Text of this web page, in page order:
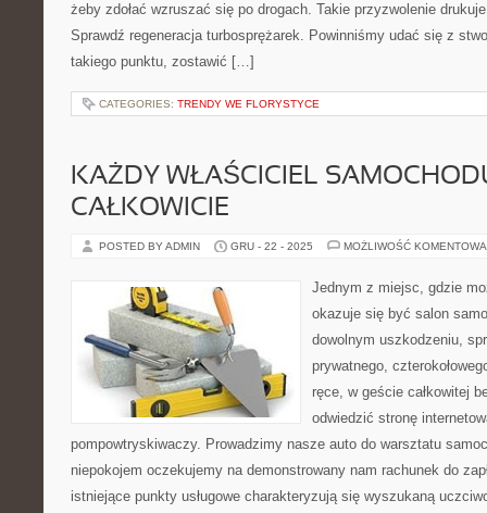
żeby zdołać wzruszać się po drogach. Takie przyzwolenie
Sprawdź regeneracja turbosprężarek. Powinniśmy udać się z
takiego punktu, zostawić […]
CATEGORIES: TRENDY WE FLORYSTYCE
KAŻDY WŁAŚCICIEL
CAŁKOWICIE
POSTED BY ADMIN GRU - 22 - 2025 MOŻLIWOŚĆ
Jednym z miejsc, gdzie
okazuje się być salon
dowolnym uszkodzeniu,
prywatnego,
ręce, w geście całkowitej
odwiedzić stronę
pompowtryskiwaczy. Prowadzimy nasze auto do warsztatu
niepokojem oczekujemy na demonstrowany nam rachunek do
istniejące punkty usługowe charakteryzują się wyszukaną